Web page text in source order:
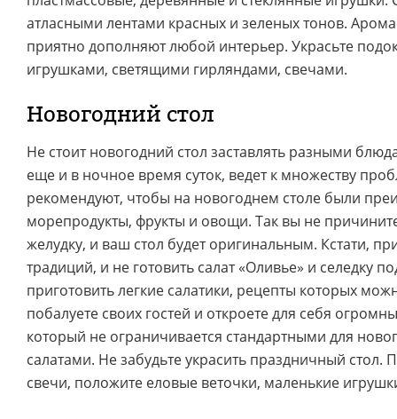
атласными лентами красных и зеленых тонов.
приятно дополняют любой интерьер. Украсьте
игрушками, светящими гирляндами, свечами.
Новогодний стол
Не стоит новогодний стол заставлять разными
еще и в ночное время суток, ведет к множеству
рекомендуют, чтобы на новогоднем столе были
морепродукты, фрукты и овощи. Так вы не
желудку, и ваш стол будет оригинальным. Кстати,
традиций, и не готовить салат «Оливье» и селедку
приготовить легкие салатики, рецепты которых
побалуете своих гостей и откроете для себя
который не ограничивается стандартными для
салатами. Не забудьте украсить праздничный стол.
свечи, положите еловые веточки, маленькие